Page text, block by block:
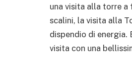
una visita alla torre
scalini, la visita alla
dispendio di energia.
visita con una